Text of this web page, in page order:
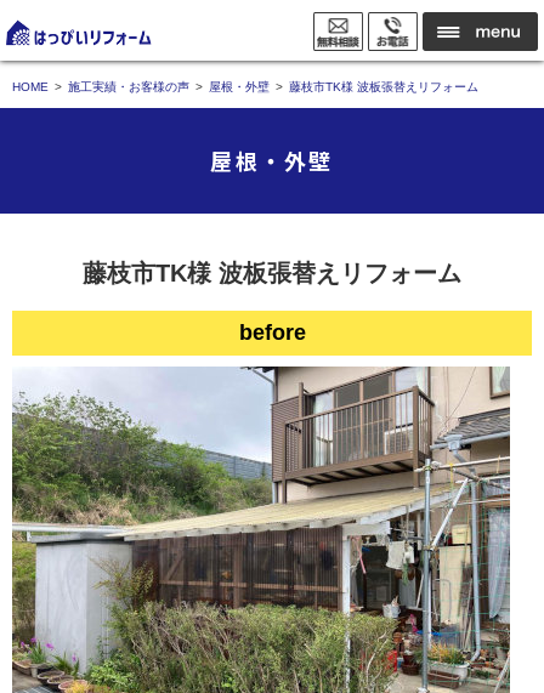
HOME 施工実績・お客様の声 屋根・外壁 藤枝市TK様 波板張替えリフォーム
屋根・外壁
藤枝市TK様 波板張替えリフォーム
before